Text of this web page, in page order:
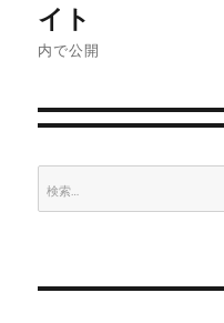
ナ
ゲ
ー
イト
内で公開
検
索: